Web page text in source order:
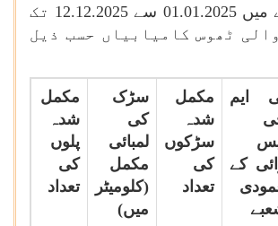
(ورٹیکل) شعبے میں 01.01.2025 سے 12.12.2025 تک
ٹھوس کامیابیاں حسب ذیل
ایم
کے
مکمل
شدہ
سڑکوں
کی
تعداد
سڑک
کی
لمبائی
مکمل
(کلومیٹر
میں)
مکمل
شدہ
پلوں
کی
تعداد